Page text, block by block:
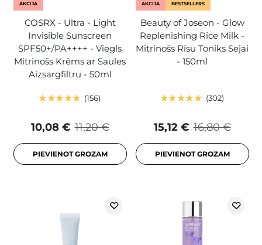
AKCIJA
COSRX - Ultra - Light
Invisible Sunscreen
SPF50+/PA++++ - Viegls
Mitrinošs Krēms ar Saules
Aizsargfiltru - 50ml
156
11,20 €
10,08 €
PIEVIENOT GROZAM
AKCIJA BESTSELLERS
Beauty of Joseon - Glow
Replenishing Rice Milk -
Mitrinošs Rīsu Toniks Sejai
- 150ml
302
16,80 €
15,12 €
PIEVIENOT GROZAM